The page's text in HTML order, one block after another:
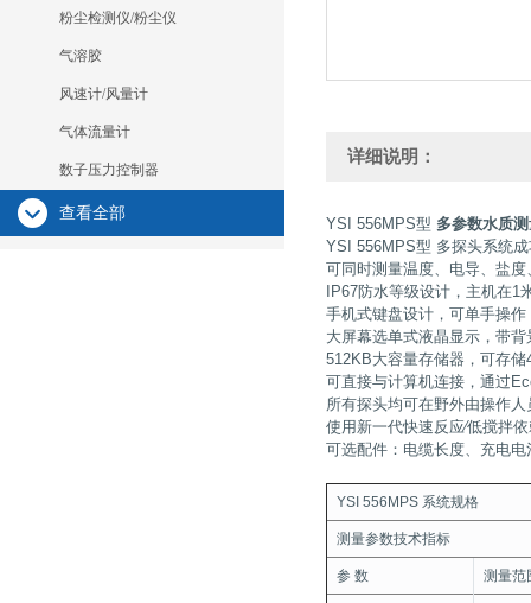
粉尘检测仪/粉尘仪
气溶胶
风速计/风量计
气体流量计
数子压力控制器
查看全部
详细说明：
YSI 556MPS型 多参数水质
YSI 556MPS型 多探头系统
可同时测量温度、电导、盐
IP67防水等级设计，主机在
手机式键盘设计，可单手操作
大屏幕选单式液晶显示，带背
512KB大容量存储器，可存
可直接与计算机连接，通过
所有探头均可在野外由操作人
使用新一代快速反应∕低搅拌
可选配件：电缆长度、充电
YSI 556MPS 系统规格
测量参数技术指标
参 数 测量范